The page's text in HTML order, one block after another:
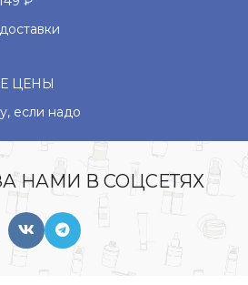
ЦЕНЫ
если надо
НАМИ В СОЦСЕТЯХ